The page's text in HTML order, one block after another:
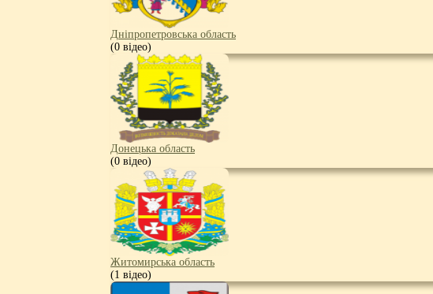
Дніпропетровська область
(0 відео)
Донецька область
(0 відео)
Житомирська область
(1 відео)